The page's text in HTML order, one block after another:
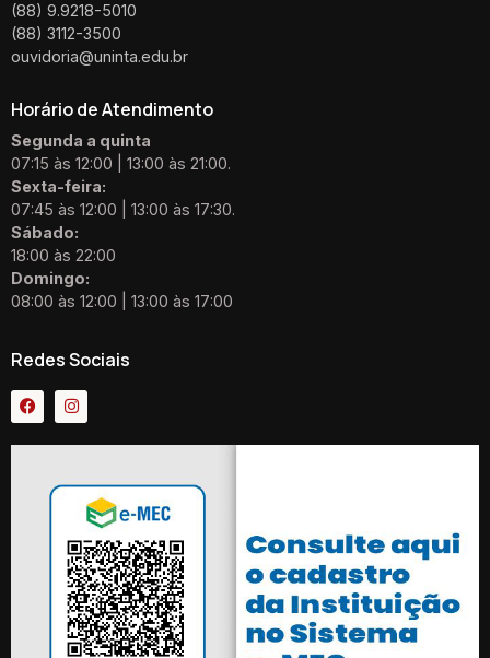
(88) 9.9218-5010
(88) 3112-3500
ouvidoria@uninta.edu.br
Horário de Atendimento
Segunda a quinta
07:15 às 12:00 | 13:00 às 21:00.
Sexta-feira:
07:45 às 12:00 | 13:00 às 17:30.
Sábado:
18:00 às 22:00
Domingo:
08:00 às 12:00 | 13:00 às 17:00
Redes Sociais